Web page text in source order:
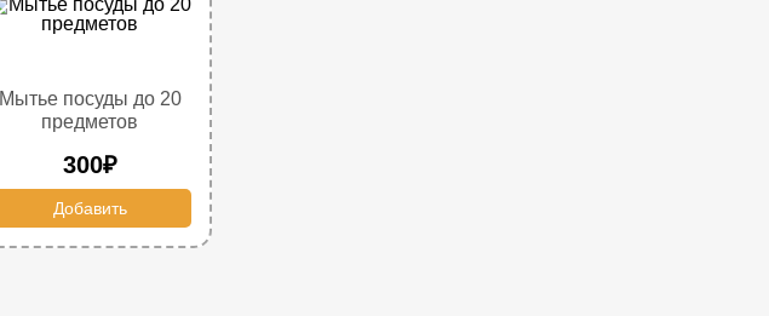
Мытье посуды до 20
предметов
300₽
Добавить